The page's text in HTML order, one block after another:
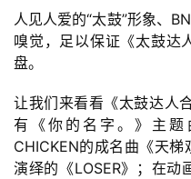
人见人爱的“太鼓”形象、
嗅觉，足以保证《太鼓达
盘。
让我们来看看《太鼓达人
有《你的名字。》主题
CHICKEN的成名曲《天
演绎的《LOSER》；在